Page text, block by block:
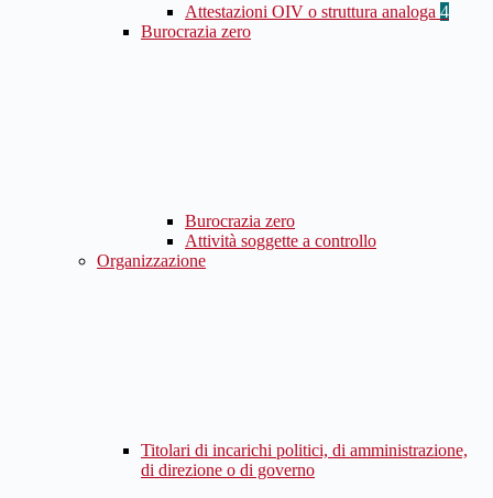
Attestazioni OIV o struttura analoga 4
Burocrazia zero
Burocrazia zero
Attività soggette a controllo
Organizzazione
Titolari di incarichi politici, di amministrazione,
di direzione o di governo